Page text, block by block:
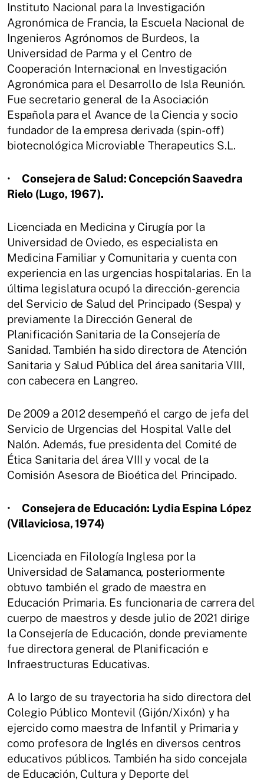
Instituto Nacional para la Investigación
Agronómica de Francia, la Escuela Nacional de
Ingenieros Agrónomos de Burdeos, la
Universidad de Parma y el Centro de
Cooperación Internacional en Investigación
Agronómica para el Desarrollo de Isla Reunión.
Fue secretario general de la Asociación
Española para el Avance de la Ciencia y socio
fundador de la empresa derivada (spin-off)
biotecnológica Microviable Therapeutics S.L.
• Consejera de Salud: Concepción Saavedra
Rielo (Lugo, 1967).
Licenciada en Medicina y Cirugía por la
Universidad de Oviedo, es especialista en
Medicina Familiar y Comunitaria y cuenta con
experiencia en las urgencias hospitalarias. En la
última legislatura ocupó la dirección-gerencia
del Servicio de Salud del Principado (Sespa) y
previamente la Dirección General de
Planificación Sanitaria de la Consejería de
Sanidad. También ha sido directora de Atención
Sanitaria y Salud Pública del área sanitaria VIII,
con cabecera en Langreo.
De 2009 a 2012 desempeñó el cargo de jefa del
Servicio de Urgencias del Hospital Valle del
Nalón. Además, fue presidenta del Comité de
Ética Sanitaria del área VIII y vocal de la
Comisión Asesora de Bioética del Principado.
• Consejera de Educación: Lydia Espina López
(Villaviciosa, 1974)
Licenciada en Filología Inglesa por la
Universidad de Salamanca, posteriormente
obtuvo también el grado de maestra en
Educación Primaria. Es funcionaria de carrera del
cuerpo de maestros y desde julio de 2021 dirige
la Consejería de Educación, donde previamente
fue directora general de Planificación e
Infraestructuras Educativas.
A lo largo de su trayectoria ha sido directora del
Colegio Público Montevil (Gijón/Xixón) y ha
ejercido como maestra de Infantil y Primaria y
como profesora de Inglés en diversos centros
educativos públicos. También ha sido concejala
de Educación, Cultura y Deporte del